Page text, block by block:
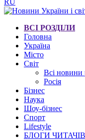
RU
ВСІ РОЗДІЛИ
Головна
Україна
Місто
Світ
Всі новини
Росія
Бізнес
Наука
Шоу-бізнес
Спорт
Lifestyle
БЛОГИ ЧИТАЧІВ